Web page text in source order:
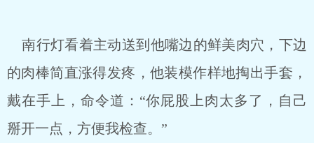
南行灯看着主动送到他嘴边的鲜美肉穴，下边
的肉棒简直涨得发疼，他装模作样地掏出手套，
戴在手上，命令道：“你屁股上肉太多了，自己
掰开一点，方便我检查。”